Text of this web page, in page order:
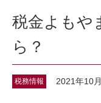
税金よもや
ら？
税務情報 2021年10